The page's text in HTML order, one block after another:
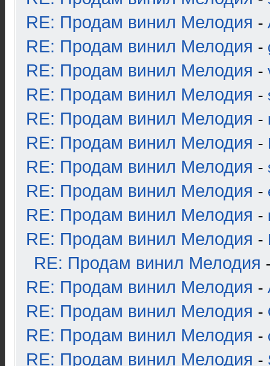
RE: Продам винил Мелодия -
RE: Продам винил Мелодия -
RE: Продам винил Мелодия -
RE: Продам винил Мелодия -
RE: Продам винил Мелодия -
RE: Продам винил Мелодия -
RE: Продам винил Мелодия -
RE: Продам винил Мелодия -
RE: Продам винил Мелодия -
RE: Продам винил Мелодия -
RE: Продам винил Мелодия
RE: Продам винил Мелодия -
RE: Продам винил Мелодия -
RE: Продам винил Мелодия -
RE: Продам винил Мелодия -